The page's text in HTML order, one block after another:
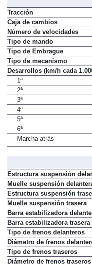
Tracción
Caja de cambios
Número de velocidades
Tipo de mando
Tipo de Embrague
Tipo de mecanismo
Desarrollos (km/h cada
1ª
2ª
3ª
4ª
5ª
6ª
Marcha atrás
Estructura suspensión
Muelle suspensión
Estructura suspensión
Muelle suspensión trasera
Barra estabilizadora
Barra estabilizadora trasera
Tipo de frenos delanteros
Diámetro de frenos
Tipo de frenos traseros
Diámetro de frenos traseros